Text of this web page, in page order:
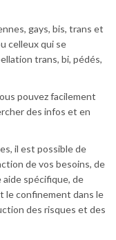
gays, bis, trans et
celleux qui se
trans, bi, pédés,
pouvez facilement
des infos et en
il est possible de
de vos besoins, de
spécifique, de
le confinement dans le
des risques et des